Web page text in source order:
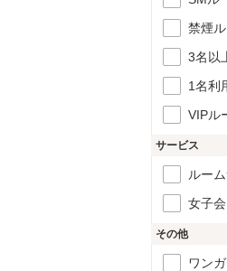
禁煙
3名以
1名利
VIPル
サービス
ルー
女子会
その他
ワン